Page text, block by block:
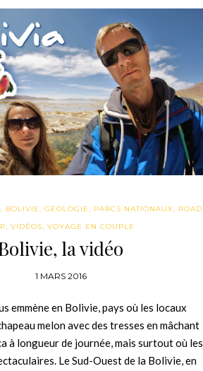
, BOLIVIE,GÉOLOGIE, PARCS NATIONAUX, ROAD
, VIDÉOS, VOYAGE EN COUPLE
la vidéo
1 MARS 2016
emmène en Bolivie, pays où les locaux
melon avec des tresses en mâchant
à longueur de journée, mais surtout où les
Le Sud-Ouest de la Bolivie, en